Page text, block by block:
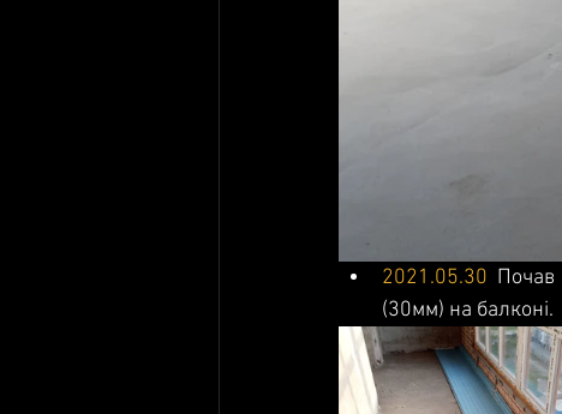
2021.05.30 Почав
(30мм) на балконі.